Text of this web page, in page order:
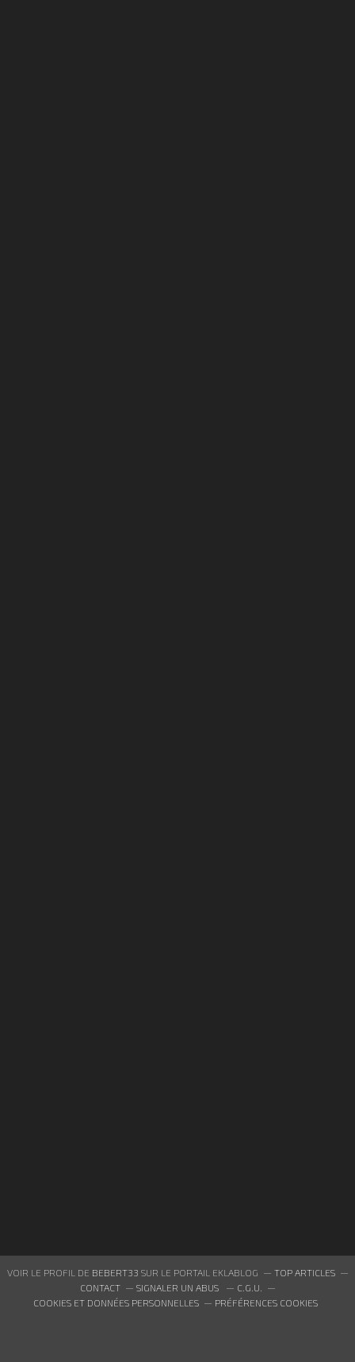
VOIR LE PROFIL DE BEBERT33 SUR LE PORTAIL EKLABLOG
TOP ARTICLES
CONTACT
SIGNALER UN ABUS
C.G.U.
COOKIES ET DONNÉES PERSONNELLES
PRÉFÉRENCES COOKIES